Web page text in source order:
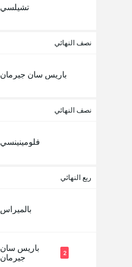
تشيلسي
نصف النهائي
باريس سان جيرمان
نصف النهائي
فلومينينسي
ربع النهائي
بالميراس
باريس سان
جيرمان
2